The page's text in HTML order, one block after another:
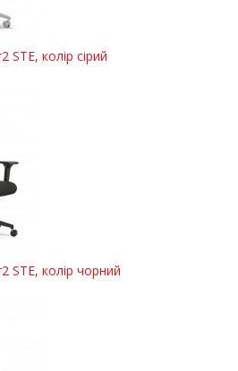
STE, колір сірий
STE, колір чорний